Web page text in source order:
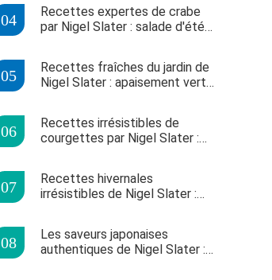
Recettes expertes de crabe
par Nigel Slater : salade d'été
Recettes fraîches du jardin de
Nigel Slater : apaisement vert
Recettes irrésistibles de
courgettes par Nigel Slater :
Recettes hivernales
irrésistibles de Nigel Slater :
Les saveurs japonaises
authentiques de Nigel Slater :